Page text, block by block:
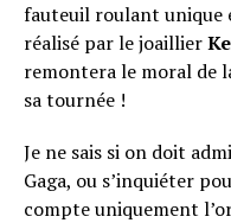
fauteuil roulant unique
réalisé par le joaillier
remontera le moral de
sa tournée !
Je ne sais si on doit
Gaga, ou s’inquiéter
compte uniquement